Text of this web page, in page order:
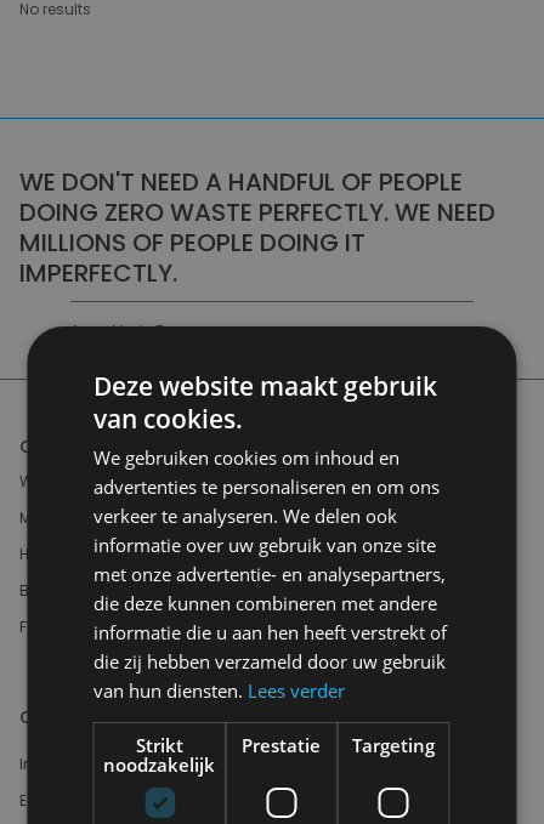
No results
WE DON'T NEED A HANDFUL OF PEOPLE
DOING ZERO WASTE PERFECTLY. WE NEED
MILLIONS OF PEOPLE DOING IT
IMPERFECTLY.
Anne Marie Bonneau
Offer
Women
Men
Home & Deco
Books
Food
Conscious-lifestyle
Inspiration blogs
E-bike
Deze website maakt gebruik
van cookies.
We gebruiken cookies om inhoud en
advertenties te personaliseren en om ons
verkeer te analyseren. We delen ook
informatie over uw gebruik van onze site
met onze advertentie- en analysepartners,
die deze kunnen combineren met andere
informatie die u aan hen heeft verstrekt of
die zij hebben verzameld door uw gebruik
van hun diensten. Lees verder
Strikt
noodzakelijk
Prestatie Targeting